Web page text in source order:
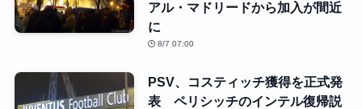
アル・マドリードから加入が間近
に
8/7 07:00
PSV、コスティッチ獲得を正式発
表 ペリシッチのインテル復帰説